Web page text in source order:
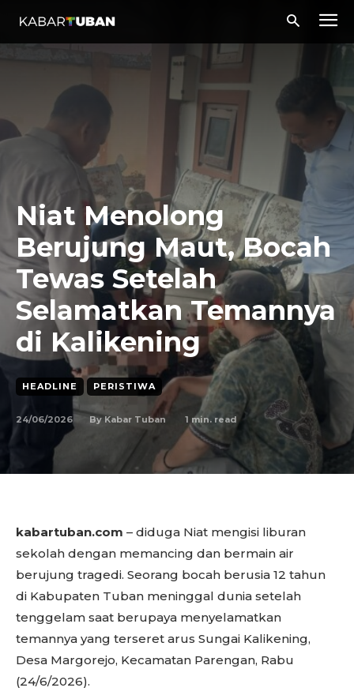
Niat Menolong
Berujung Maut, Bocah
Tewas Setelah
Selamatkan Temannya
di Kalikening
HEADLINE PERISTIWA
24/06/2026 By Kabar Tuban 1 min. read
kabartuban.com – diduga Niat mengisi liburan
sekolah dengan memancing dan bermain air
berujung tragedi. Seorang bocah berusia 12 tahun
di Kabupaten Tuban meninggal dunia setelah
tenggelam saat berupaya menyelamatkan
temannya yang terseret arus Sungai Kalikening,
Desa Margorejo, Kecamatan Parengan, Rabu
(24/6/2026).